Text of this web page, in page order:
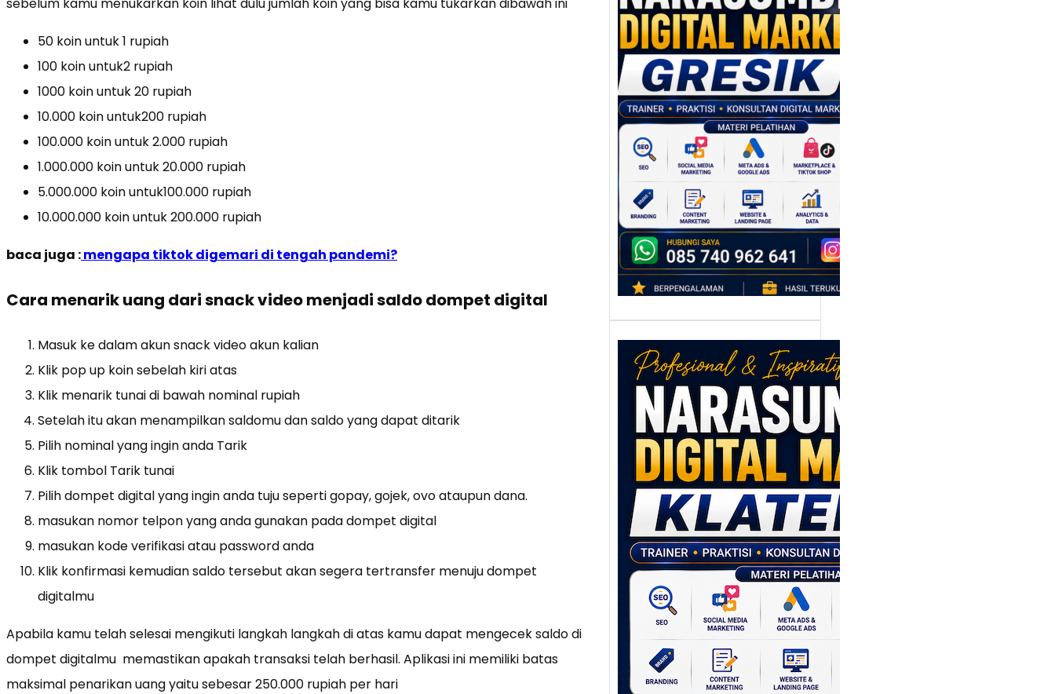
50 koin untuk 1 rupiah
100 koin untuk2 rupiah
1000 koin untuk 20 rupiah
10.000 koin untuk200 rupiah
100.000 koin untuk 2.000 rupiah
1.000.000 koin untuk 20.000 rupiah
5.000.000 koin untuk100.000 rupiah
10.000.000 koin untuk 200.000 rupiah
baca juga :mengapa tiktok digemari di tengah pandemi?
Cara menarik uang dari snack video menjadi saldo dompet digital
Masuk ke dalam akun snack video akun kalian
Klik pop up koin sebelah kiri atas
Klik menarik tunai di bawah nominal rupiah
Setelah itu akan menampilkan saldomu dan saldo yang dapat ditarik
Pilih nominal yang ingin anda Tarik
Klik tombol Tarik tunai
Pilih dompet digital yang ingin anda tuju seperti gopay, gojek, ovo ataupun dana.
masukan nomor telpon yang anda gunakan pada dompet digital
masukan kode verifikasi atau password anda
Klik konfirmasi kemudian saldo tersebut akan segera tertransfer menuju dompet
digitalmu
Apabila kamu telah selesai mengikuti langkah langkah di atas kamu dapat mengecek saldo di
dompet digitalmu memastikan apakah transaksi telah berhasil. Aplikasi ini memiliki batas
maksimal penarikan uang yaitu sebesar 250.000 rupiah per hari
Narasumber
Digital Marketing
Gresik:
Meningkatkan
Daya Saing SDM
dan Bisnis di Era
Transformasi
Digital
Perkembangan dunia
industri tidak hanya
mengubah cara
perusahaan
memproduksi barang,…
Narasumber
Digital Marketing
Klaten: Membantu
UMKM dan SDM
Lokal Naik Kelas
Melalui Strategi
Digital
Setiap daerah memiliki
potensi ekonomi yang
berbeda, dan Klaten
adalah…